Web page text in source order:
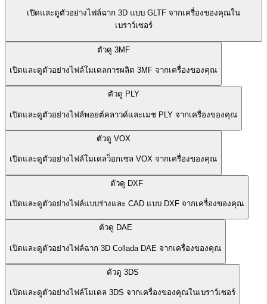
เปิดและดูตัวอย่างไฟล์ฉาก 3D แบบ GLTF จากเครื่องของคุณใน
เบราว์เซอร์
ตัวดู 3MF
เปิดและดูตัวอย่างไฟล์โมเดลการผลิต 3MF จากเครื่องของคุณ
ตัวดู PLY
เปิดและดูตัวอย่างไฟล์พอยต์คลาวด์และเมช PLY จากเครื่องของคุณ
ตัวดู VOX
เปิดและดูตัวอย่างไฟล์โมเดลว็อกเซล VOX จากเครื่องของคุณ
ตัวดู DXF
เปิดและดูตัวอย่างไฟล์แบบร่างและ CAD แบบ DXF จากเครื่องของคุณ
ตัวดู DAE
เปิดและดูตัวอย่างไฟล์ฉาก 3D Collada DAE จากเครื่องของคุณ
ตัวดู 3DS
เปิดและดูตัวอย่างไฟล์โมเดล 3DS จากเครื่องของคุณในเบราว์เซอร์